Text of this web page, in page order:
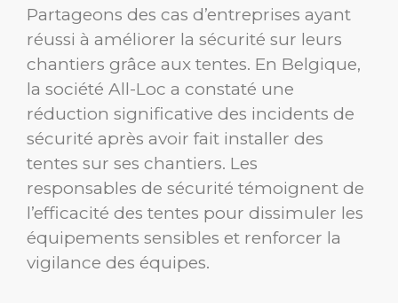
Partageons des cas d’entreprises ayant
réussi à améliorer la sécurité sur leurs
chantiers grâce aux tentes. En Belgique,
la société All-Loc a constaté une
réduction significative des incidents de
sécurité après avoir fait installer des
tentes sur ses chantiers. Les
responsables de sécurité témoignent de
l’efficacité des tentes pour dissimuler les
équipements sensibles et renforcer la
vigilance des équipes.